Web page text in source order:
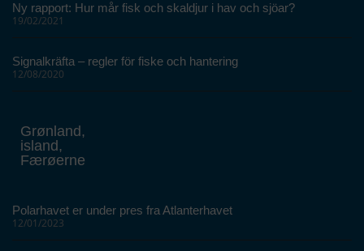
Ny rapport: Hur mår fisk och skaldjur i hav och sjöar?
19/02/2021
Signalkräfta – regler för fiske och hantering
12/08/2020
Grønland,
island,
Færøerne
Polarhavet er under pres fra Atlanterhavet
12/01/2023